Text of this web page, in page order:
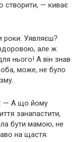
створити, — киває
роки. Уявляєш?
але ж
нього! А він знав
може, не було
— А що йому
занапастити,
бути мамою, не
на щастя.